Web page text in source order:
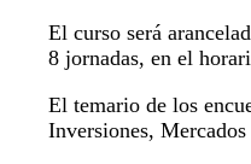
El curso será
8 jornadas, en el
El temario de los
Inversiones,